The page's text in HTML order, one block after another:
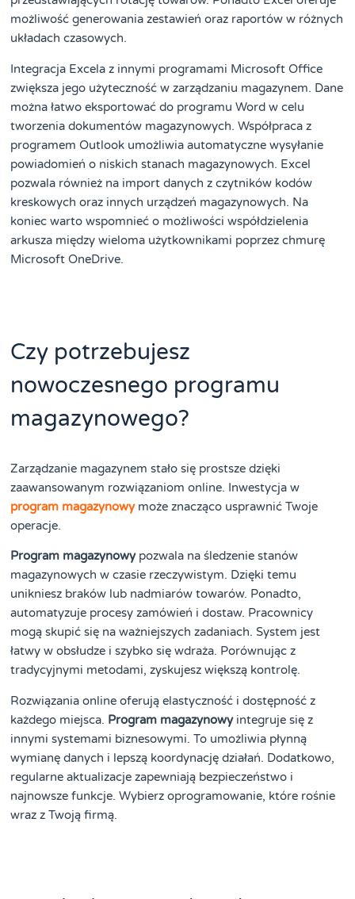
możliwość generowania zestawień oraz raportów w różnych
układach czasowych.
Integracja Excela z innymi programami Microsoft Office
zwiększa jego użyteczność w zarządzaniu magazynem. Dane
można łatwo eksportować do programu Word w celu
tworzenia dokumentów magazynowych. Współpraca z
programem Outlook umożliwia automatyczne wysyłanie
powiadomień o niskich stanach magazynowych. Excel
pozwala również na import danych z czytników kodów
kreskowych oraz innych urządzeń magazynowych. Na
koniec warto wspomnieć o możliwości współdzielenia
arkusza między wieloma użytkownikami poprzez chmurę
Microsoft OneDrive.
Czy potrzebujesz
nowoczesnego programu
magazynowego?
Zarządzanie magazynem stało się prostsze dzięki
zaawansowanym rozwiązaniom online. Inwestycja w
program magazynowymoże znacząco usprawnić Twoje
operacje.
Program magazynowypozwala na śledzenie stanów
magazynowych w czasie rzeczywistym. Dzięki temu
unikniesz braków lub nadmiarów towarów. Ponadto,
automatyzuje procesy zamówień i dostaw. Pracownicy
mogą skupić się na ważniejszych zadaniach. System jest
łatwy w obsłudze i szybko się wdraża. Porównując z
tradycyjnymi metodami, zyskujesz większą kontrolę.
Rozwiązania online oferują elastyczność i dostępność z
każdego miejsca. Program magazynowyintegruje się z
innymi systemami biznesowymi. To umożliwia płynną
wymianę danych i lepszą koordynację działań. Dodatkowo,
regularne aktualizacje zapewniają bezpieczeństwo i
najnowsze funkcje. Wybierz oprogramowanie, które rośnie
wraz z Twoją firmą.